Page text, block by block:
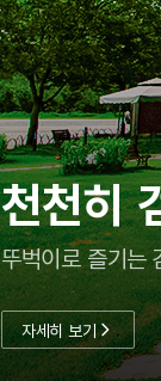
여름방
충남투어패스로
자세히 보기